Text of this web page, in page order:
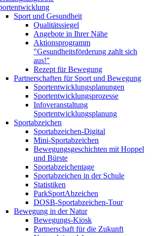
Sport und Gesundheit
Qualitätssiegel
Angebote in Ihrer Nähe
Aktionsprogramm
"Gesundheitsförderung zahlt sich
aus!"
Rezept für Bewegung
Partnerschaften für Sport und Bewegung
Sportentwicklungsplanungen
Sportentwicklungsprozesse
Infoveranstaltung
Sportentwicklungsplanung
Sportabzeichen
Sportabzeichen-Digital
Mini-Sportabzeichen
Bewegungsgeschichten mit Hoppel
und Bürste
Sportabzeichentage
Sportabzeichen in der Schule
Statistiken
ParkSportAbzeichen
DOSB-Sportabzeichen-Tour
Bewegung in der Natur
Bewegungs-Kiosk
Partnerschaft für die Zukunft